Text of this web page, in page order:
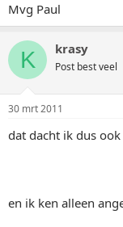
Mvg Paul
K krasy
Post best veel
30 mrt 2011
dat dacht ik dus ook
en ik ken alleen